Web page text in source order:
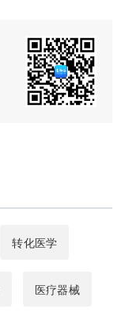
转化医学
医疗器械